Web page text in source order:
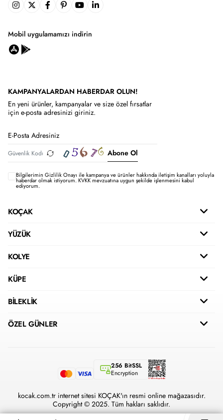
Mobil uygulamamızı indirin
KAMPANYALARDAN HABERDAR OLUN!
En yeni ürünler, kampanyalar ve size özel fırsatlar
için e-posta adresinizi giriniz.
Abone Ol
Bilgilerimin Gizlilik Onayı ile kampanya ve ürünler hakkında iletişim kanalları yoluyla
haberdar olmak istiyorum.KVKK mevzuatına uygun şekilde işlenmesini kabul
ediyorum.
KOÇAK
YÜZÜK
KOLYE
KÜPE
BİLEKLİK
ÖZEL GÜNLER
256 BitSSL
Encryption
kocak.com.tr internet sitesi KOÇAK'ın resmi online mağazasıdır.
Copyright © 2025. Tüm hakları saklıdır.